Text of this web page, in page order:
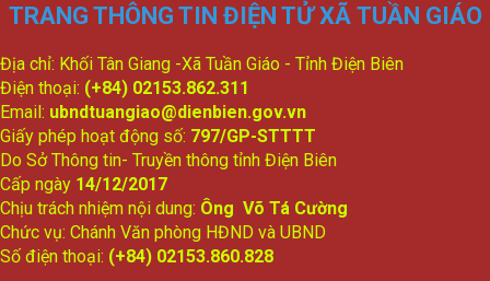
TRANG THÔNG TIN ĐIỆN TỬ XÃ TUẦN GIÁO
Địa chỉ: Khối Tân Giang -Xã Tuần Giáo - Tỉnh Điện Biên
Điện thoại: (+84) 02153.862.311
Email: ubndtuangiao@dienbien.gov.vn
Giấy phép hoạt động số: 797/GP-STTTT
Do Sở Thông tin- Truyền thông tỉnh Điện Biên
Cấp ngày 14/12/2017
Chịu trách nhiệm nội dung: Ông Võ Tá Cường
Chức vụ: Chánh Văn phòng HĐND và UBND
Số điện thoại: (+84) 02153.860.828